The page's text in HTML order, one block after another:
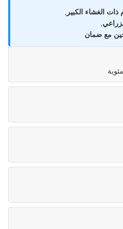
الغشاء الكبير ,
,
مع ضمان